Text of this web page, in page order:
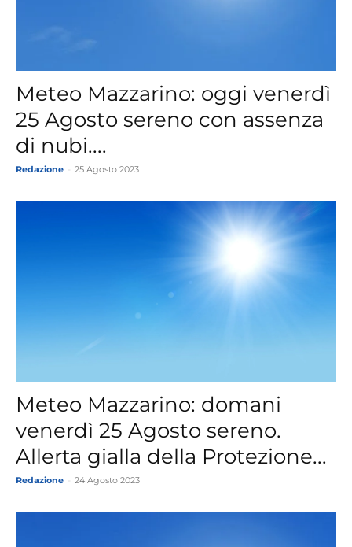
Meteo Mazzarino: oggi venerdì
25 Agosto sereno con assenza
di nubi....
Redazione 25 Agosto 2023
Meteo Mazzarino: domani
venerdì 25 Agosto sereno.
Allerta gialla della Protezione...
Redazione 24 Agosto 2023